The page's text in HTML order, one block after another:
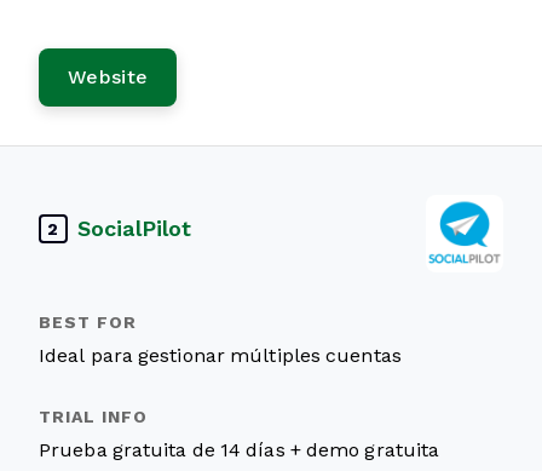
Website
2 SocialPilot
Ideal para gestionar múltiples cuentas
Prueba gratuita de 14 días + demo gratuita